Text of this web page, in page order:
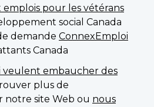
emplois pour les vétérans
social Canada
demande ConnexEmploi
Canada
embaucher des
plus de
notre site Web ou nous